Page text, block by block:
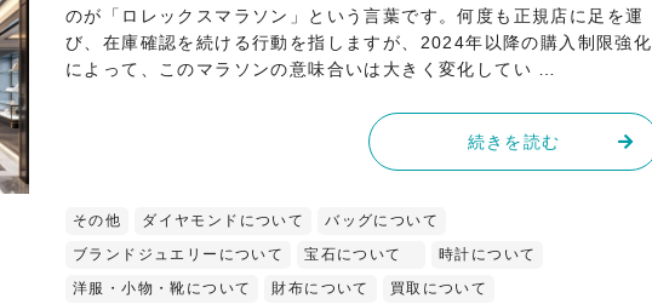
のが「ロレックスマラソン」という言葉です。何度も正規店に足を運
び、在庫確認を続ける行動を指しますが、2024年以降の購入制限強化
によって、このマラソンの意味合いは大きく変化してい …
続きを読む
その他 ダイヤモンドについて
バッグについて
ブランドジュエリーについて
宝石について
時計について
洋服・小物・靴について
財布について 買取について